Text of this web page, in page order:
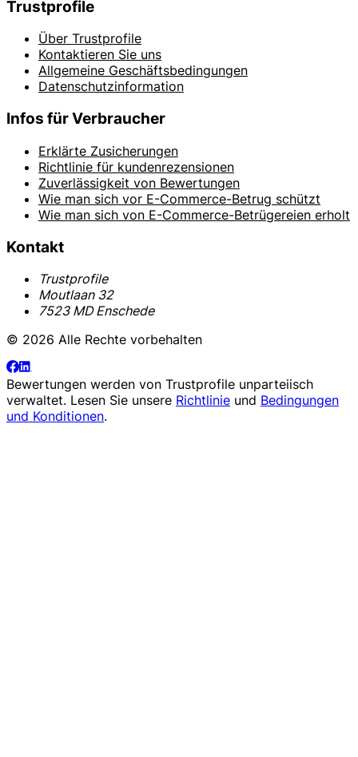
Trustprofile
Über Trustprofile
Kontaktieren Sie uns
Allgemeine Geschäftsbedingungen
Datenschutzinformation
Infos für Verbraucher
Erklärte Zusicherungen
Richtlinie für kundenrezensionen
Zuverlässigkeit von Bewertungen
Wie man sich vor E-Commerce-Betrug schützt
Wie man sich von E-Commerce-Betrügereien erholt
Kontakt
Trustprofile
Moutlaan 32
7523 MD Enschede
© 2026 Alle Rechte vorbehalten
Bewertungen werden von Trustprofile unparteiisch
verwaltet. Lesen Sie unsere Richtlinie und Bedingungen
und Konditionen.